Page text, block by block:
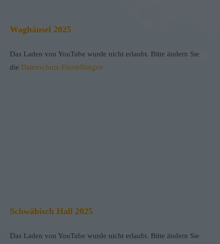
Waghäusel 2025
Das Laden von YouTube wurde nicht erlaubt. Bitte ändern Sie
die Datenschutz-Einstellungen
Schwäbisch Hall 2025
Das Laden von YouTube wurde nicht erlaubt. Bitte ändern Sie